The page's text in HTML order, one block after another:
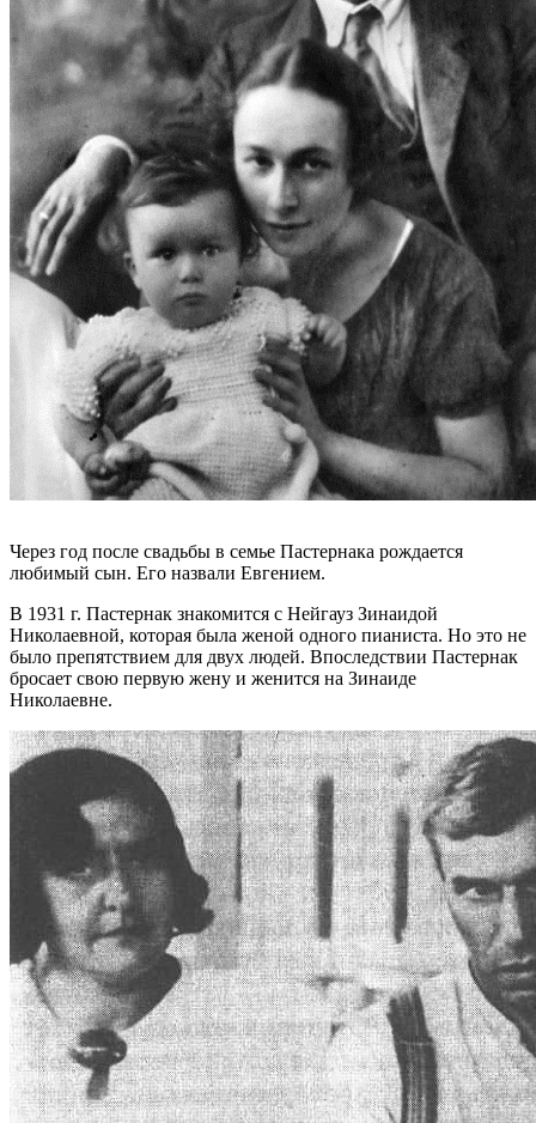
Через год после свадьбы в семье Пастернака рождается
любимый сын. Его назвали Евгением.
В 1931 г. Пастернак знакомится с Нейгауз Зинаидой
Николаевной, которая была женой одного пианиста. Но это не
было препятствием для двух людей. Впоследствии Пастернак
бросает свою первую жену и женится на Зинаиде
Николаевне.